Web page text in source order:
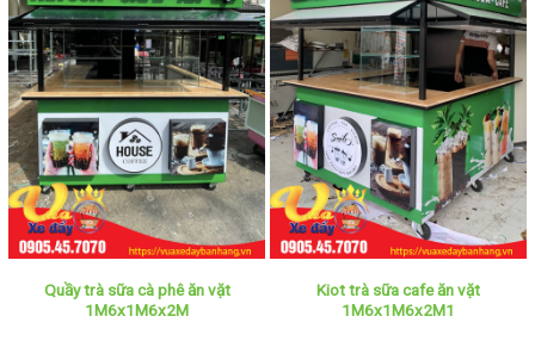
Quầy trà sữa cà phê ăn vặt
1M6x1M6x2M
Kiot trà sữa cafe ăn vặt
1M6x1M6x2M1